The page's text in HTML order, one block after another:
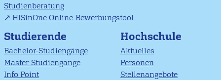
Studienberatung
HISinOne Online-Bewerbungstool
Studierende
Bachelor-Studiengänge
Master-Studiengänge
Info Point
Hochschule
Aktuelles
Personen
Stellenangebote